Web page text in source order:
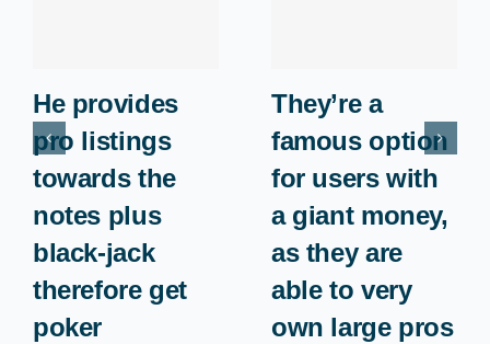
He provides
pro listings
towards the
notes plus
black-jack
therefore get
poker
They’re a
famous option
for users with
a giant money,
as they are
able to very
own large pros